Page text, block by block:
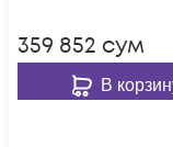
359 852 сум
В